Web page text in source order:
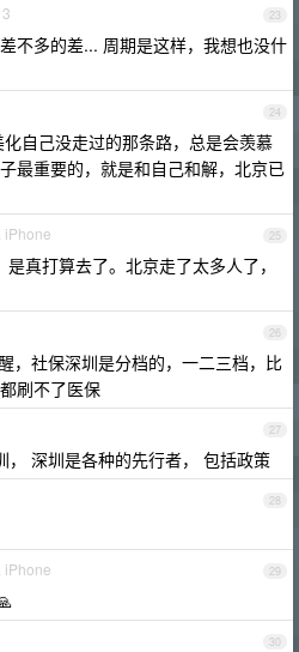
23
不多的差... 周期是这样，我想也没什
24
自己没走过的那条路，总是会羡慕
最重要的，就是和自己和解，北京已
25
iPhone
是真打算去了。北京走了太多人了，
26
，社保深圳是分档的，一二三档，比
刷不了医保
27
， 深圳是各种的先行者， 包括政策
28
29
iPhone
30